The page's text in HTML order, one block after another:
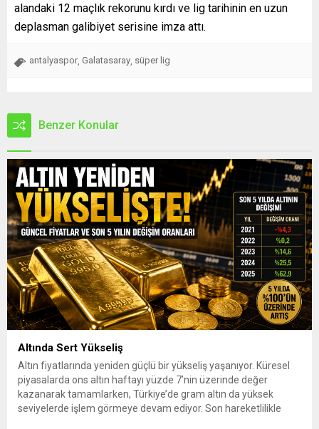
alandaki 12 maçlık rekorunu kırdı ve lig tarihinin en uzun
deplasman galibiyet serisine imza attı.
antalyaspor Galatasaray süper lig
Benzer Konular
Altında Sert Yükseliş
Altın fiyatlarında yeniden güçlü bir yükseliş yaşanıyor. Küresel
piyasalarda ons altın haftayı yüzde 7’nin üzerinde değer
kazanarak tamamlarken, Türkiye’de gram altın da yüksek
seviyelerde işlem görmeye devam ediyor. Son hareketlilikle